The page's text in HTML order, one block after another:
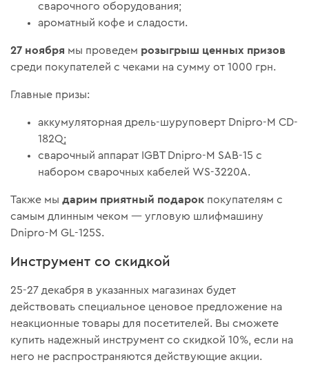
сварочного оборудования;
ароматный кофе и сладости.
27 ноября мы проведем розыгрыш ценных призов
среди покупателей с чеками на сумму от 1000 грн.
Главные призы:
аккумуляторная дрель-шуруповерт Dnipro-M CD-
182Q;
сварочный аппарат IGBT Dnipro-M SAB-15 с
набором сварочных кабелей WS-3220A.
Также мыдарим приятный подарок покупателям с
самым длинным чеком — угловую шлифмашину
Dnipro-M GL-125S.
Инструмент со скидкой
25-27 декабря в указанных магазинах будет
действовать специальное ценовое предложение на
неакционные товары для посетителей. Вы сможете
купить надежный инструмент со скидкой 10%, если на
него не распространяются действующие акции.